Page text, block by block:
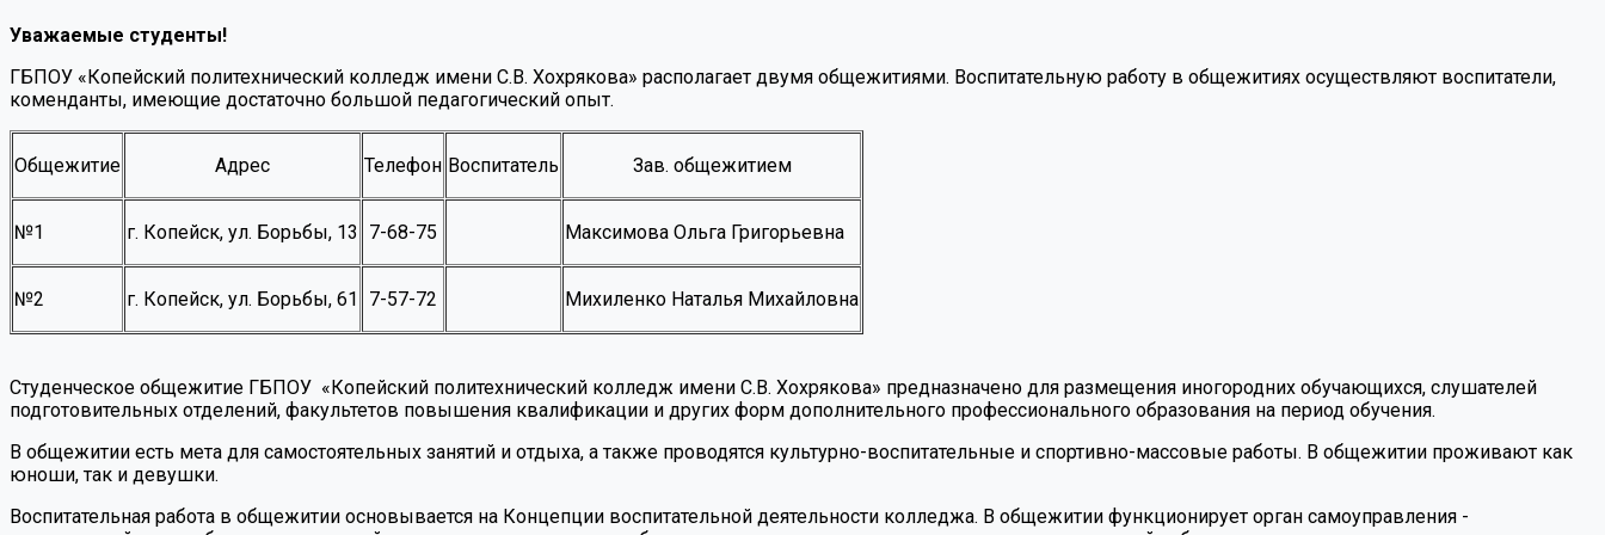
Уважаемые студенты!
ГБПОУ «Копейский политехнический колледж имени С.В. Хохрякова» располагает двумя общежитиями. Воспитательную работу в общежитиях осуществляют воспитатели,
коменданты, имеющие достаточно большой педагогический опыт.
Общежитие Адрес Телефон Воспитатель Зав. общежитием
№1 г. Копейск, ул. Борьбы, 13 7-68-75 Максимова Ольга Григорьевна
№2 г. Копейск, ул. Борьбы, 61 7-57-72 Михиленко Наталья Михайловна
Студенческое общежитие ГБПОУ «Копейский политехнический колледж имени С.В. Хохрякова» предназначено для размещения иногородних обучающихся, слушателей
подготовительных отделений, факультетов повышения квалификации и других форм дополнительного профессионального образования на период обучения.
В общежитии есть мета для самостоятельных занятий и отдыха, а также проводятся культурно-воспитательные и спортивно-массовые работы. В общежитии проживают как
юноши, так и девушки.
Воспитательная работа в общежитии основывается на Концепции воспитательной деятельности колледжа. В общежитии функционирует орган самоуправления -